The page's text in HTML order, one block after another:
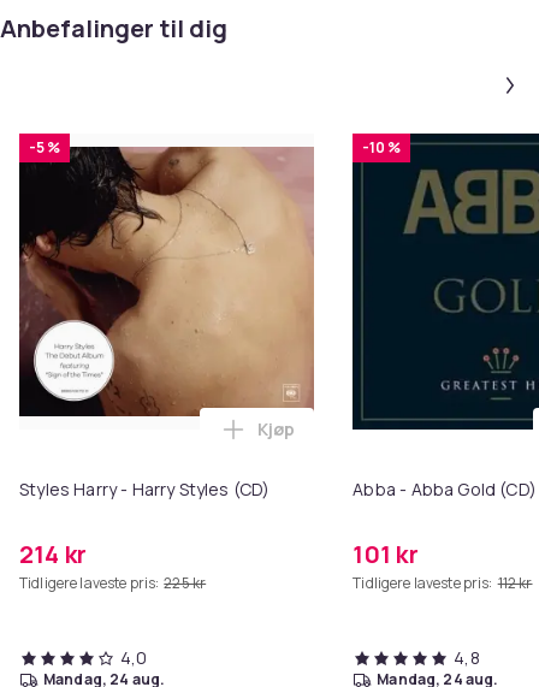
Anbefalinger til dig
-5 %
Styles Harry - Harry Styles (CD)
214 kr
Tidligere laveste pris: 225 kr
Legg Styles Harry - Harry
Kjøp
4,0
mandag, 24 aug.
-10 %
Abba - Abba Gold (CD)
101 kr
Tidligere laveste pris: 112 kr
4,8
mandag, 24 aug.